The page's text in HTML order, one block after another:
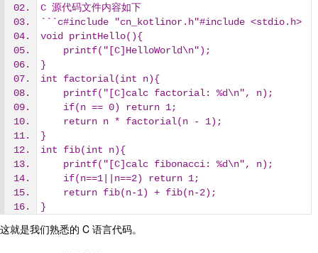
C 源代码文件内容如下
```c#include "cn_kotlinor.h"#include <stdio.h>
void printHello(){
    printf("[C]HelloWorld\n");
}
int factorial(int n){
    printf("[C]calc factorial: %d\n", n);
    if(n == 0) return 1;
    return n * factorial(n - 1);
}
int fib(int n){
    printf("[C]calc fibonacci: %d\n", n);
    if(n==1||n==2) return 1;
    return fib(n-1) + fib(n-2);
}
这就是我们熟悉的 C 语言代码。